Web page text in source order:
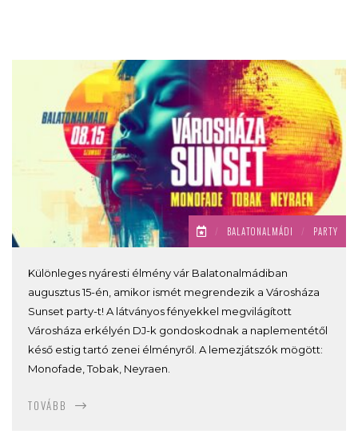
/ BALATONALMÁDI / PARTY
Különleges nyáresti élmény vár Balatonalmádiban
augusztus 15-én, amikor ismét megrendezik a Városháza
Sunset party-t! A látványos fényekkel megvilágított
Városháza erkélyén DJ-k gondoskodnak a naplementétől
késő estig tartó zenei élményről. A lemezjátszók mögött:
Monofade, Tobak, Neyraen.
TOVÁBB